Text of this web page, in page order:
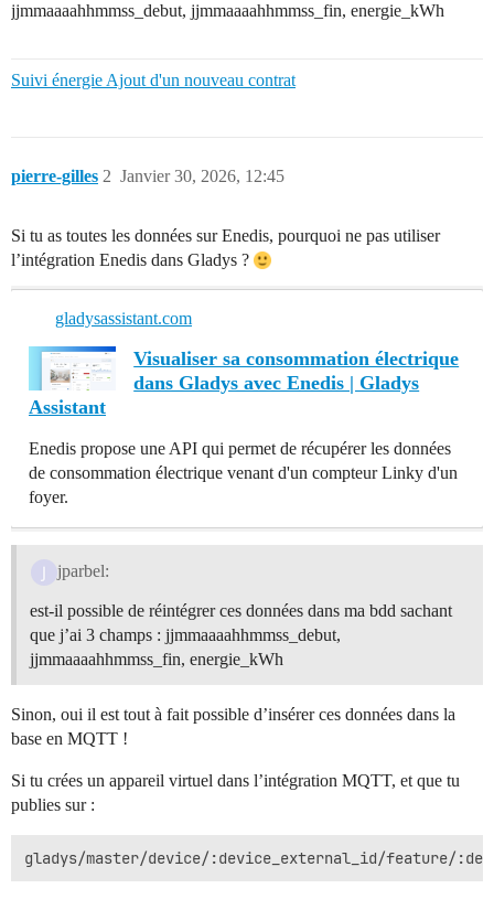
jjmmaaaahhmmss_debut, jjmmaaaahhmmss_fin, energie_kWh
Suivi énergie Ajout d'un nouveau contrat
pierre-gilles Janvier 30, 2026, 12:45
2
Si tu as toutes les données sur Enedis, pourquoi ne pas utiliser
l’intégration Enedis dans Gladys ?
gladysassistant.com
Visualiser sa consommation électrique
dans Gladys avec Enedis | Gladys
Assistant
Enedis propose une API qui permet de récupérer les données
de consommation électrique venant d'un compteur Linky d'un
foyer.
jparbel:
est-il possible de réintégrer ces données dans ma bdd sachant
que j’ai 3 champs : jjmmaaaahhmmss_debut,
jjmmaaaahhmmss_fin, energie_kWh
Sinon, oui il est tout à fait possible d’insérer ces données dans la
base en MQTT !
Si tu crées un appareil virtuel dans l’intégration MQTT, et que tu
publies sur :